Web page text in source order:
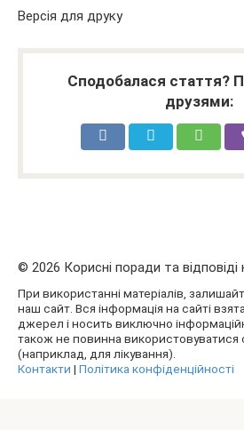
Версія для друку
Сподобалася стаття?
друзями:
© 2026 Корисні поради та відповіді
При використанні матеріалів,
наш сайт. Вся інформація на сайті
джерел і носить виключно
також не повинна використовуватися
(наприклад, для лікування).
Контакти | Політика конфіденційності